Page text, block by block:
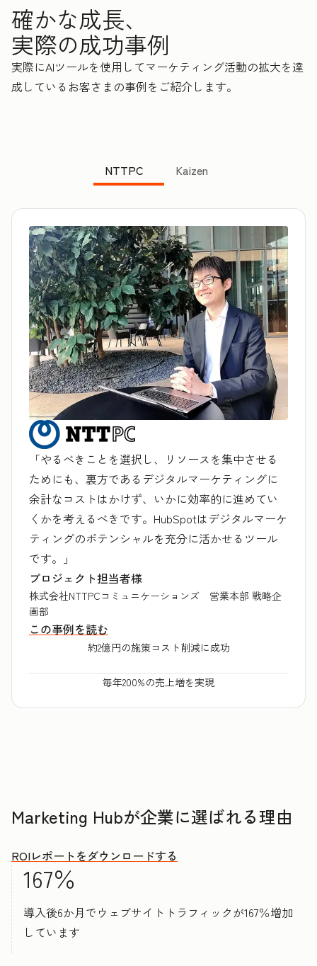
確かな成長、
実際の成功事例
実際にAIツールを使用してマーケティング活動の拡大を達
成しているお客さまの事例をご紹介します。
NTTPC Kaizen
「やるべきことを選択し、リソースを集中させる
ためにも、裏方であるデジタルマーケティングに
余計なコストはかけず、いかに効率的に進めてい
くかを考えるべきです。HubSpotはデジタルマーケ
ティングのポテンシャルを充分に活かせるツール
です。」
プロジェクト担当者様
株式会社NTTPCコミュニケーションズ 営業本部 戦略企
画部
この事例を読む
約2億円の施策コスト削減に成功
毎年200%の売上増を実現
Marketing Hubが企業に選ばれる理由
ROIレポートをダウンロードする
167％
導入後6か月でウェブサイトトラフィックが167％増加
しています